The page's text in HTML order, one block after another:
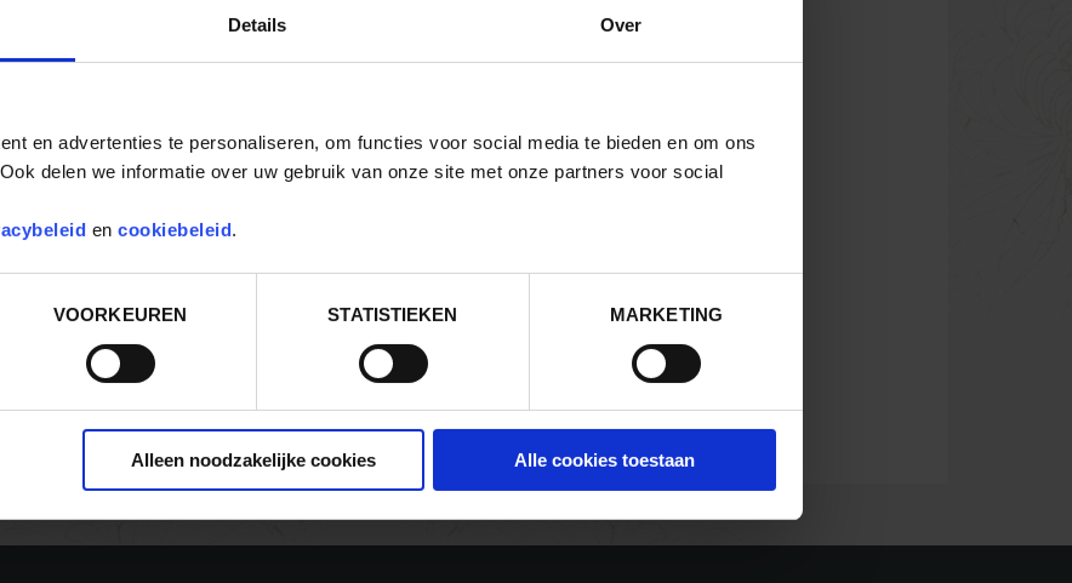
Details Over
en advertenties te personaliseren, om functies voor social media te bieden en om ons
delen we informatie over uw gebruik van onze site met onze partners voor social
en cookiebeleid.
VOORKEUREN STATISTIEKEN MARKETING
Alleen noodzakelijke cookies Alle cookies toestaan
Activiteitenverslag 2024
Activiteitenverslag 2021
Beleidsplan 2025 - 2028
Beleidsplan 2020
Beleidsplan 2017-2020
Hoofdpunten uit het beleidsplan